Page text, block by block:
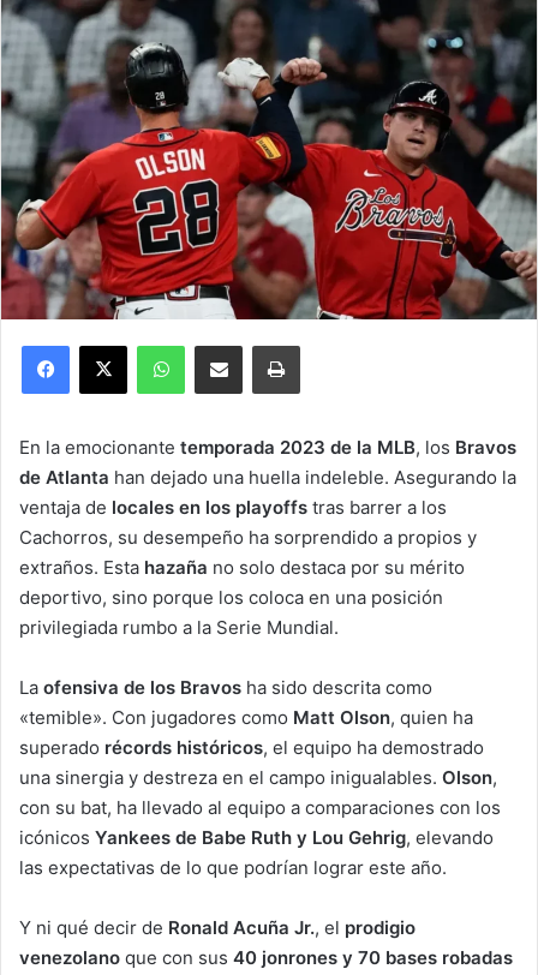
Facebook
X WhatsAppCompartir por correo electrónicoImprimir
En la emocionante temporada 2023 de la MLB, los Bravos
de Atlanta han dejado una huella indeleble. Asegurando la
ventaja de locales en los playoffs tras barrer a los
Cachorros, su desempeño ha sorprendido a propios y
extraños. Esta hazaña no solo destaca por su mérito
deportivo, sino porque los coloca en una posición
privilegiada rumbo a la Serie Mundial.
La ofensiva de los Bravos ha sido descrita como
«temible». Con jugadores como Matt Olson, quien ha
superado récords históricos, el equipo ha demostrado
una sinergia y destreza en el campo inigualables. Olson,
con su bat, ha llevado al equipo a comparaciones con los
icónicos Yankees de Babe Ruth y Lou Gehrig, elevando
las expectativas de lo que podrían lograr este año.
Y ni qué decir de Ronald Acuña Jr., el prodigio
venezolano que con sus 40 jonrones y 70 bases robadas